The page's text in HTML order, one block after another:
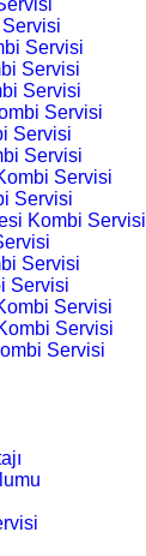
Servisi
Servisi
Servisi
Servisi
Servisi
Servisi
Servisi
Servisi
Servisi
Kombi Servisi
Servisi
Servisi
Servisi
Servisi
Servisi